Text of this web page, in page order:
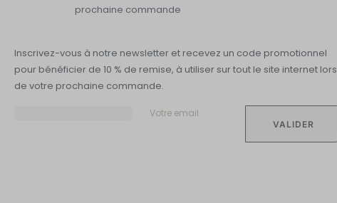
prochaine commande
Inscrivez-vous à notre newsletter et recevez un code promotionnel
pour bénéficier de 10 % de remise, à utiliser sur tout le site internet lors
de votre prochaine commande.
Votre email